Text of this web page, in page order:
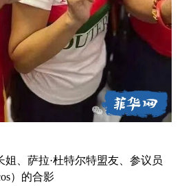
、萨拉·杜特尔特盟友、参议员
）的合影